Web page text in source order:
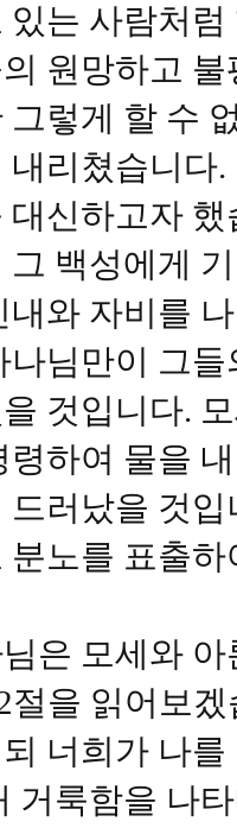
있는 사람처
원망하고
그렇게 할 수
내리쳤습니다
대신하고자
그 백성에게
내와 자비를
나님만이 그
것입니다.
령하여 물을
드러났을 것
분노를 표출
은 모세와
절을 읽어보
너희가 나
거룩함을 나